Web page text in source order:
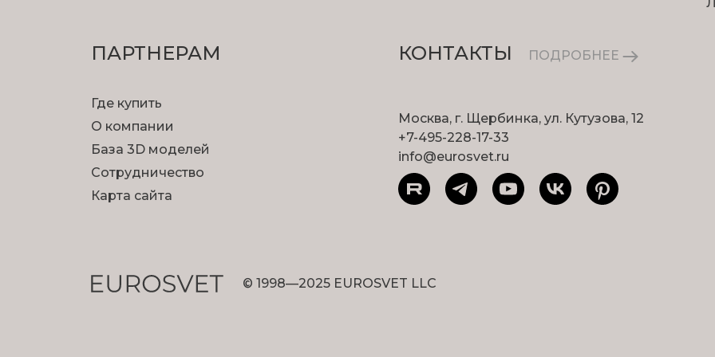
ПАРТНЕРАМ
Где купить
О компании
База 3D моделей
Сотрудничество
Карта сайта
КОНТАКТЫ ПОДРОБНЕЕ
Москва, г. Щербинка, ул. Кутузова, 12
+7-495-228-17-33
info@eurosvet.ru
© 1998—2025 EUROSVET LLC